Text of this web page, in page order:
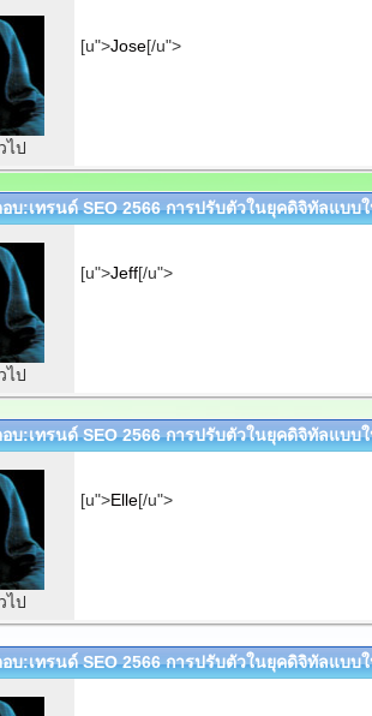
ไป
[u">Jose[/u">
บ:เทรนด์ SEO 2566 การปรับตัวในยุคดิจิทัลแบบ
ไป
[u">Jeff[/u">
บ:เทรนด์ SEO 2566 การปรับตัวในยุคดิจิทัลแบบ
ไป
[u">Elle[/u">
บ:เทรนด์ SEO 2566 การปรับตัวในยุคดิจิทัลแบบ